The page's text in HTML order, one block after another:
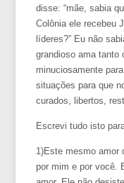
disse: “mãe, sabia
Colônia ele recebeu
líderes?” Eu não
grandioso ama tanto
minuciosamente
situações para que
curados, libertos,
Escrevi tudo isto
1)Este mesmo amor
por mim e por você.